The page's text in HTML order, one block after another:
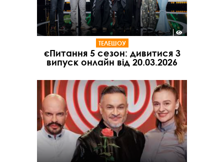
ТЕЛЕШОУ
єПитання 5 сезон: дивитися 3
випуск онлайн від 20.03.2026